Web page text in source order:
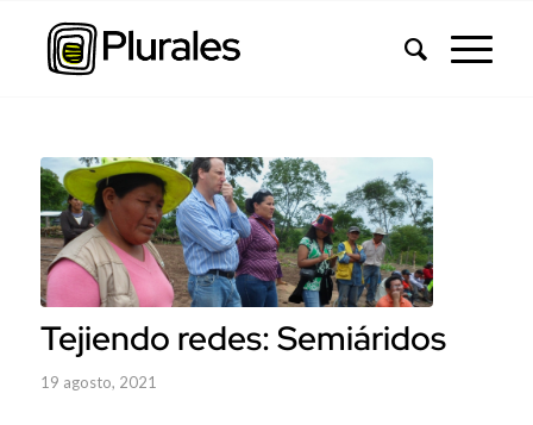
Tejiendo redes: Semiáridos
19 agosto, 2021